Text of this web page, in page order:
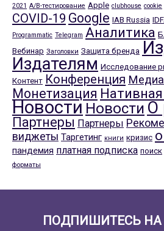
2021 A/B-тестирование Apple clubhouse cookie
COVID-19 Google IAB Russia
Programmatic Telegram Аналитика
Вебинар Заголовки Защита бренда
Издателям Исследование
Контент Конференция Медиа
Монетизация
Новости Новости О
Партнеры Партнеры
виджеты Таргетинг книги кризис
пандемия платная подписка поиск
форматы
ПОДПИШИТЕСЬ